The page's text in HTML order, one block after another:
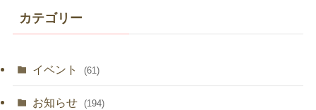
ブ
カテゴリー
イベント (61)
お知らせ (194)